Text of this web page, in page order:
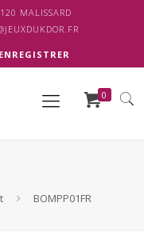
MALISSARD
0
BOMPP01FR